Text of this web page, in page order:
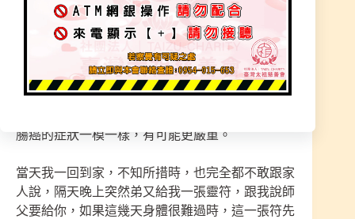
結果要發生病變的前一個禮拜，我弟突然給我一張
符，師父說這張靈符一定一定要帶在身上，因為我
那一關要到了，結果隔一個禮拜我突然覺得怪怪
的，肚子疼痛、糞便都帶血，自己去大醫院檢查，
醫師大腸鏡檢查結果真的有問題，醫師還說大腸癌
腸癌的症狀一模一樣，有可能更嚴重。
當天我一回到家，不知所措時，也完全都不敢跟家
人說，隔天晚上突然弟又給我一張靈符，跟我說師
父要給你，如果這幾天身體很難過時，這一張符先